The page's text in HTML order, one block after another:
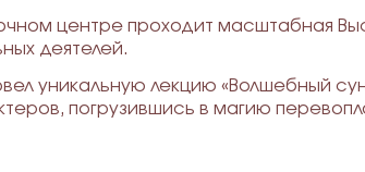
центре проходит масштабная
деятелей.
уникальную лекцию «Волшебный
погрузившись в магию